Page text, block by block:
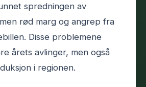
spredningen av
rød marg og angrep fra
Disse problemene
årets avlinger, men også
i regionen.